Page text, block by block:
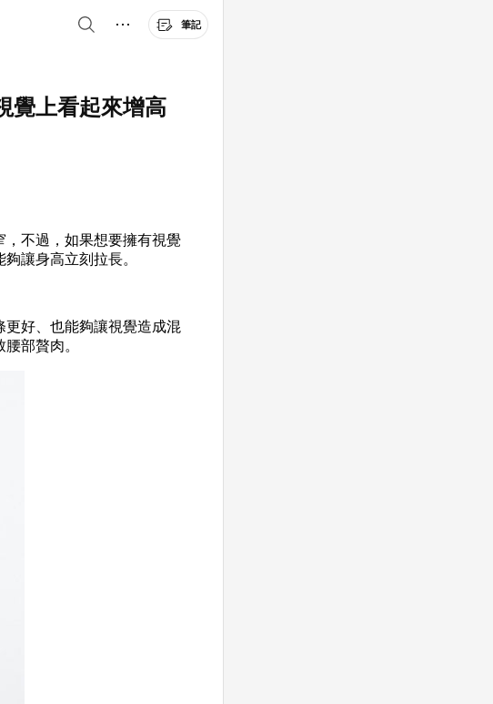
筆記
覺上看起來增高
，不過，如果想要擁有視覺
讓身高立刻拉長。
好、也能夠讓視覺造成混
腰部贅肉。